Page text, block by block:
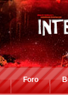
Foro